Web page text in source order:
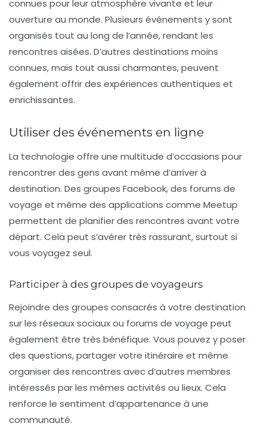
connues pour leur atmosphère vivante et leur
ouverture au monde. Plusieurs événements y sont
organisés tout au long de l’année, rendant les
rencontres aisées. D’autres destinations moins
connues, mais tout aussi charmantes, peuvent
également offrir des expériences authentiques et
enrichissantes.
Utiliser des événements en ligne
La technologie offre une multitude d’occasions pour
rencontrer des gens avant même d’arriver à
destination. Des groupes Facebook, des forums de
voyage et même des applications comme Meetup
permettent de planifier des rencontres avant votre
départ. Cela peut s’avérer très rassurant, surtout si
vous voyagez seul.
Participer à des groupes de voyageurs
Rejoindre des groupes consacrés à votre destination
sur les réseaux sociaux ou forums de voyage peut
également être très bénéfique. Vous pouvez y poser
des questions, partager votre itinéraire et même
organiser des rencontres avec d’autres membres
intéressés par les mêmes activités ou lieux. Cela
renforce le sentiment d’appartenance à une
communauté.